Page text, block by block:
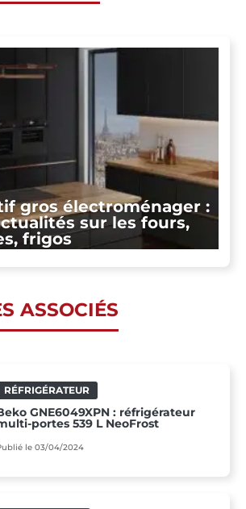
gros électroménager :
sur les fours,
frigos
ASSOCIÉS
RÉFRIGÉRATEUR
GNE6049XPN : réfrigérateur
portes 539 L NeoFrost
le 03/04/2024